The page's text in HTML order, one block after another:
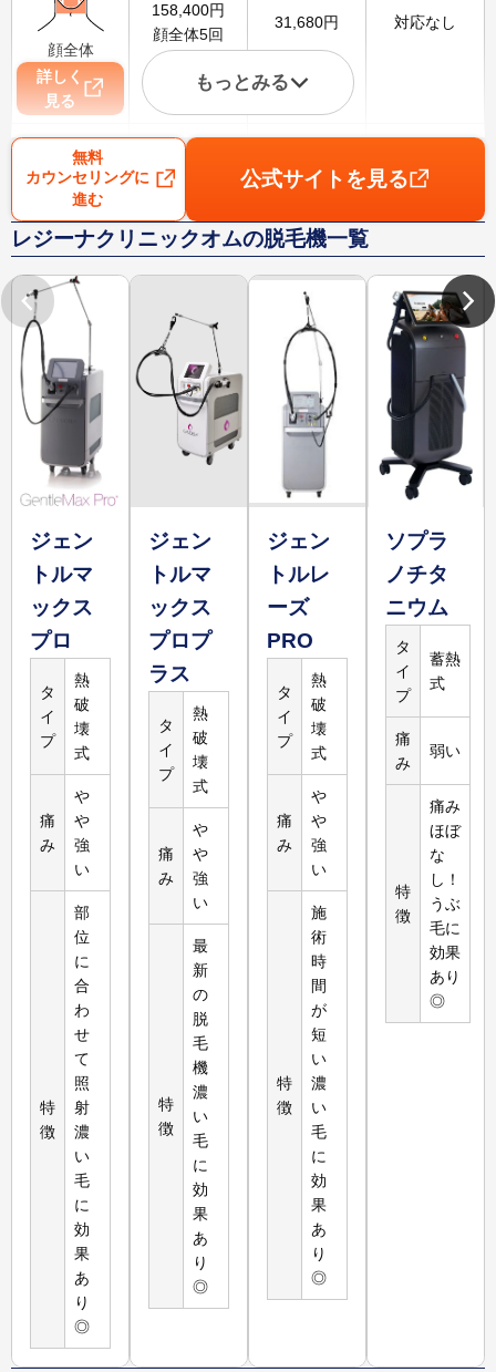
顔全体
詳しく
見る
158,400円
顔全体5回
31,680円 対応なし
VIO
詳しく
111,000
VIO5回
22,200円 1,800円
詳しく
見る
88,000円
腕5回
17,600円 2,400
脚
詳しく
見る
39,800円
脚3回
対応なし
もっとみる
無料
カウンセリングに
進む
公式サイトを見る
レジーナクリニックオムの脱毛機一覧
ジェン
トルマ
ックス
プロ
タ
イ
プ
熱
破
壊
式
痛
み
や
や
強
い
特
徴
部
位
に
合
わ
せ
て
照
射
濃
い
毛
に
効
果
あ
り
◎
ジェン
トルマ
ックス
プロプ
ラス
タ
イ
プ
熱
破
壊
式
痛
み
や
や
強
い
特
徴
最
新
の
脱
毛
機
濃
い
毛
に
効
果
あ
り
◎
ジェン
トルレ
ーズ
PRO
タ
イ
プ
熱
破
壊
式
痛
み
や
や
強
い
特
徴
施
術
時
間
が
短
い
濃
い
毛
に
効
果
あ
り
◎
ソプラ
ノチタ
ニウム
タ
イ
プ
蓄熱
式
痛
み
弱い
特
徴
痛み
ほぼ
な
し！
うぶ
毛に
効果
あり
◎